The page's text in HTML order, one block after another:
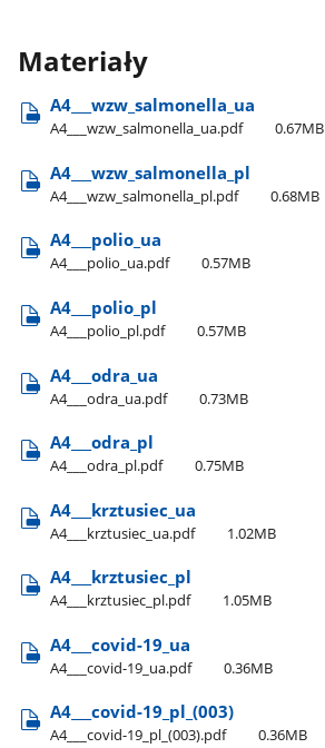
Materiały
A4​_​_​_wzw​_salmonella​_ua
A4​_​_​_wzw​_salmonella​_ua.pdf 0.67MB
A4​_​_​_wzw​_salmonella​_pl
A4​_​_​_wzw​_salmonella​_pl.pdf 0.68MB
A4​_​_​_polio​_ua
A4​_​_​_polio​_ua.pdf 0.57MB
A4​_​_​_polio​_pl
A4​_​_​_polio​_pl.pdf 0.57MB
A4​_​_​_odra​_ua
A4​_​_​_odra​_ua.pdf 0.73MB
A4​_​_​_odra​_pl
A4​_​_​_odra​_pl.pdf 0.75MB
A4​_​_​_krztusiec​_ua
A4​_​_​_krztusiec​_ua.pdf 1.02MB
A4​_​_​_krztusiec​_pl
A4​_​_​_krztusiec​_pl.pdf 1.05MB
A4​_​_​_covid-19​_ua
A4​_​_​_covid-19​_ua.pdf 0.36MB
A4​_​_​_covid-19​_pl​_(003)
A4​_​_​_covid-19​_pl​_(003).pdf 0.36MB